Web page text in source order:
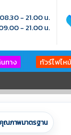
- 21.00 น.
- 21.00 น.
ทาง ทัวร์ไฟไห
ณภาพมาตรฐาน